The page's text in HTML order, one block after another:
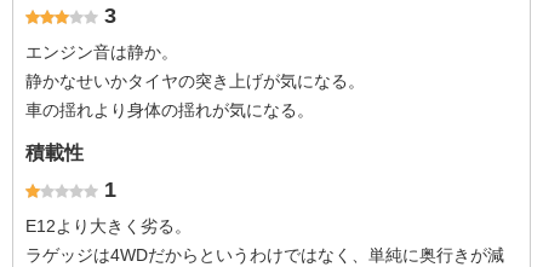
3
エンジン音は静か。
静かなせいかタイヤの突き上げが気になる。
車の揺れより身体の揺れが気になる。
積載性
1
E12より大きく劣る。
ラゲッジは4WDだからというわけではなく、単純に奥行きが減